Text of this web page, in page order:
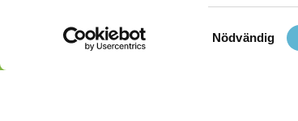
Samtyckesval
Nödvändig